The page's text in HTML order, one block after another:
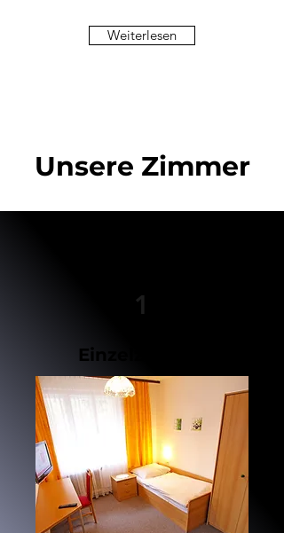
Weiterlesen
Unsere Zimmer
1
Einzelzimmer